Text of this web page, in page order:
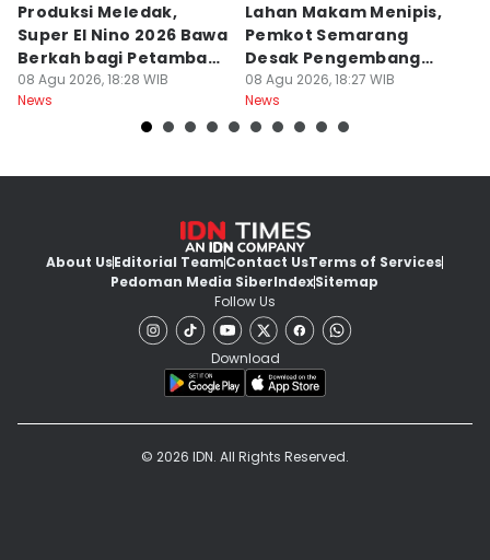
Produksi Meledak,
Super El Nino 2026 Bawa
Berkah bagi Petambak
Garam
08 Agu 2026, 18:28 WIB
News
Lahan Makam Menipis,
Pemkot Semarang
Desak Pengembang
Serahkan PSU
08 Agu 2026, 18:27 WIB
News
About UsEditorial TeamContact UsTerms of Services
Pedoman Media SiberIndexSitemap
Follow Us
Download
© 2026 IDN. All Rights Reserved.